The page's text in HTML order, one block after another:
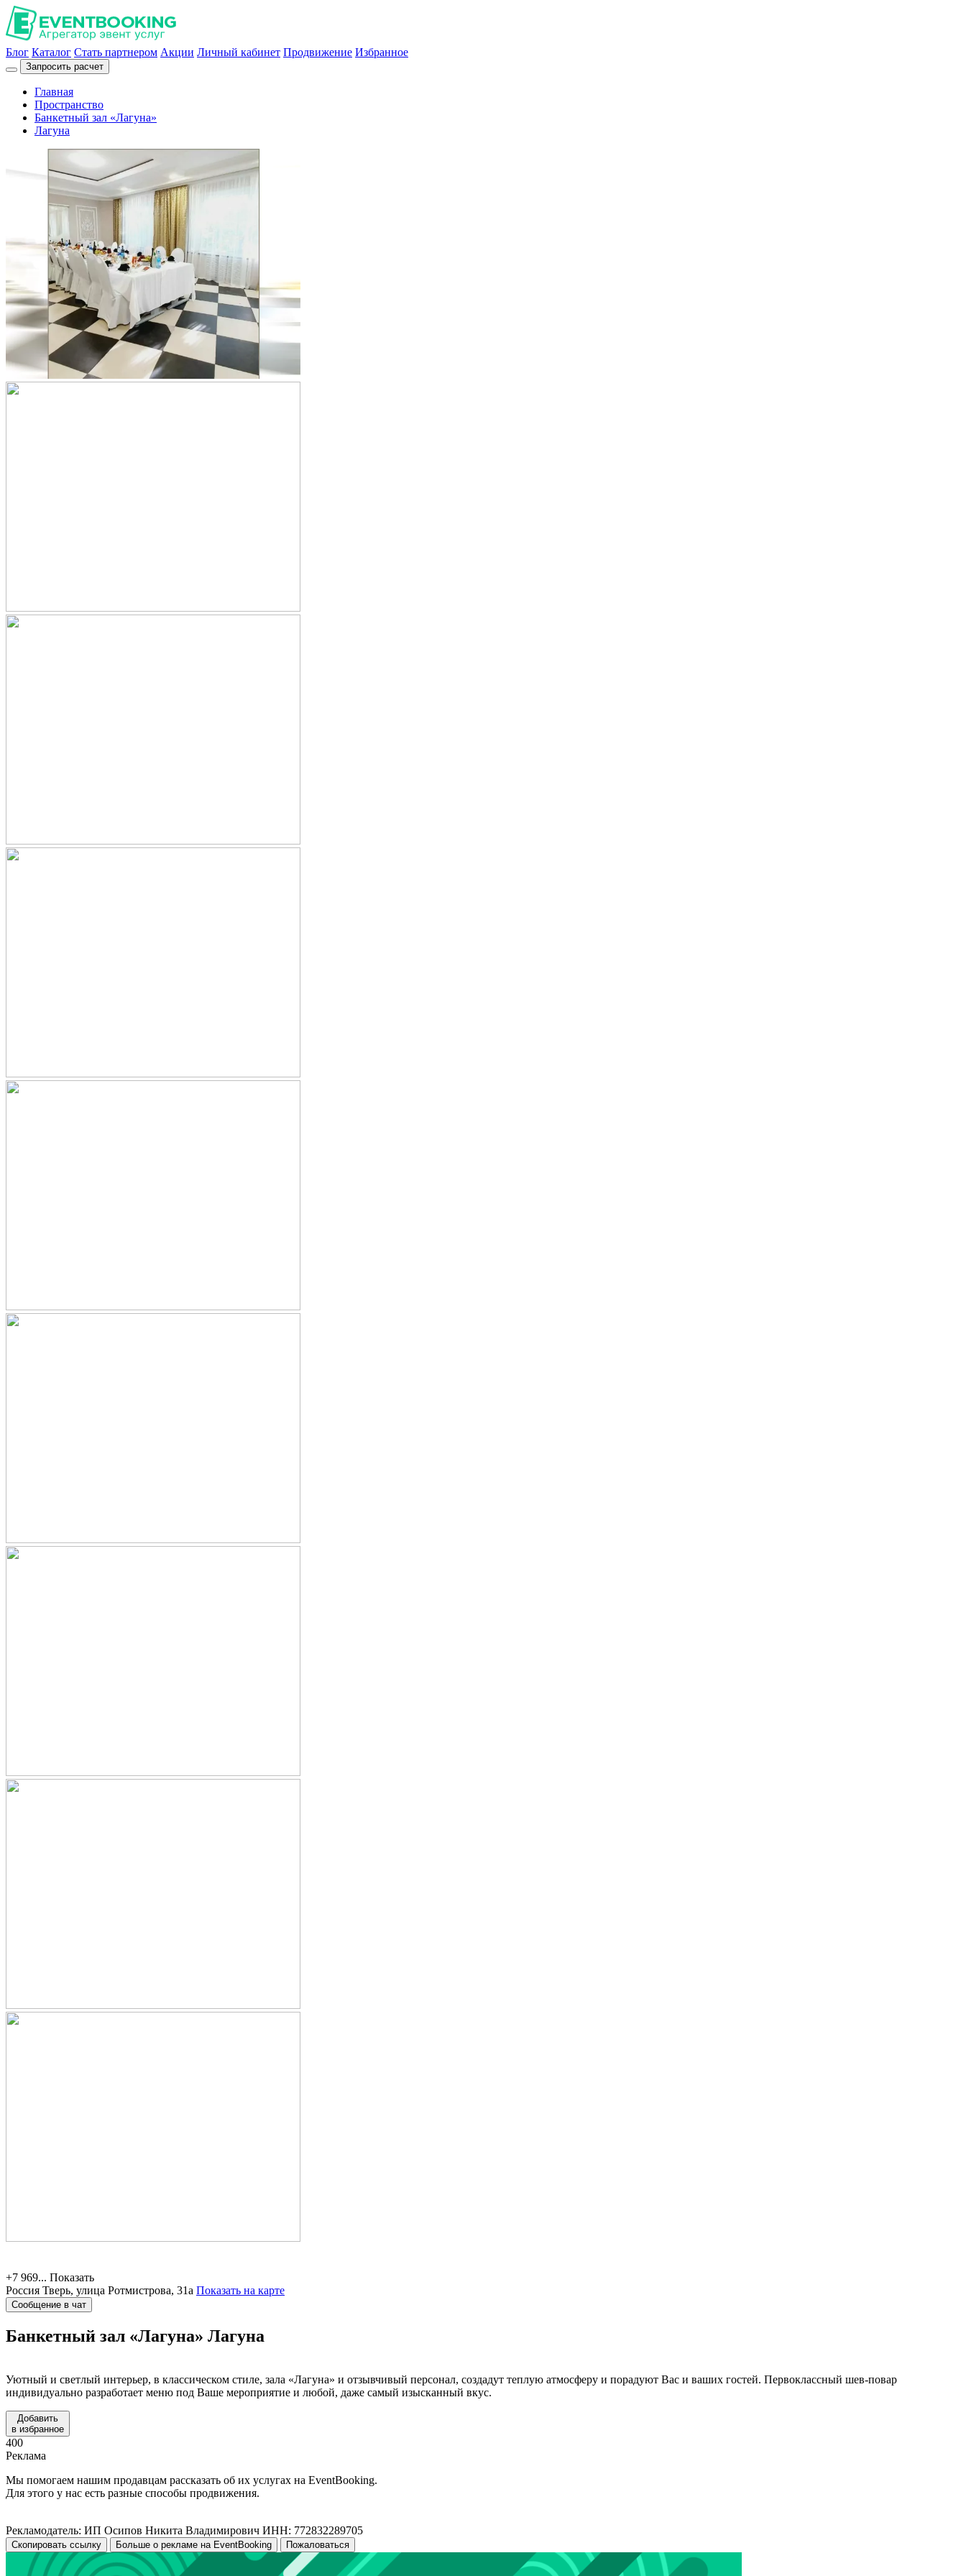
Блог Каталог Стать партнером Акции Личный кабинет Продвижение Избранное
Запросить расчет
Главная
Пространство
Банкетный зал «Лагуна»
Лагуна
+7 969... Показать
Россия Тверь, улица Ротмистрова, 31а Показать на карте
Сообщение в чат
Банкетный зал «Лагуна» Лагуна
Уютный и светлый интерьер, в классическом стиле, зала «Лагуна» и отзывчивый персонал, создадут теплую атмосферу и порадуют Вас и ваших гостей. Первоклассный шев-повар
индивидуально разработает меню под Ваше мероприятие и любой, даже самый изысканный вкус.
Добавить
в избранное
400
Реклама
Мы помогаем нашим продавцам рассказать об их услугах на EventBooking.
Для этого у нас есть разные способы продвижения.
Рекламодатель: ИП Осипов Никита Владимирович ИНН: 772832289705
Скопировать ссылку Больше о рекламе на EventBooking Пожаловаться